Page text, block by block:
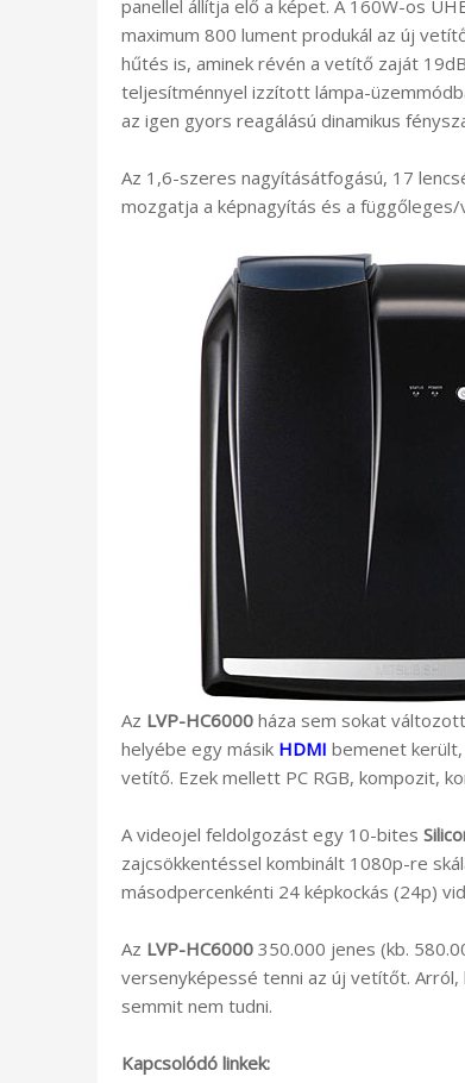
panellel állítja elő a képet. A 160W-os
maximum 800 lument produkál az új
hűtés is, aminek révén a vetítő zaját
teljesítménnyel izzított lámpa-
az igen gyors reagálású dinamikus
Az 1,6-szeres nagyításátfogású, 17
mozgatja a képnagyítás és a
Az LVP-HC6000 háza sem sokat
helyébe egy másik HDMI bemenet
vetítő. Ezek mellett PC RGB, kompozit,
A videojel feldolgozást egy 10-bites
zajcsökkentéssel kombinált 1080p-re
másodpercenkénti 24 képkockás (24p)
Az LVP-HC6000 350.000 jenes (kb.
versenyképessé tenni az új vetítőt.
semmit nem tudni.
Kapcsolódó linkek: